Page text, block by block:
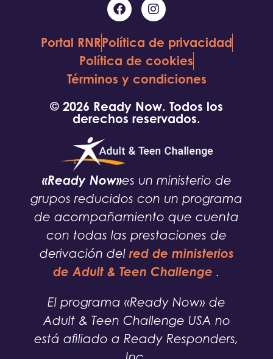
Portal RNRPolítica de privacidad
Política de cookies
Términos y condiciones
© 2026 Ready Now. Todos los
derechos reservados.
«Ready Now»es un ministerio de
grupos reducidos con un programa
de acompañamiento que cuenta
con todas las prestaciones de
derivación del red de ministerios
de Adult & Teen Challenge .
El programa «Ready Now» de
Adult & Teen Challenge USA no
está afiliado a Ready Responders,